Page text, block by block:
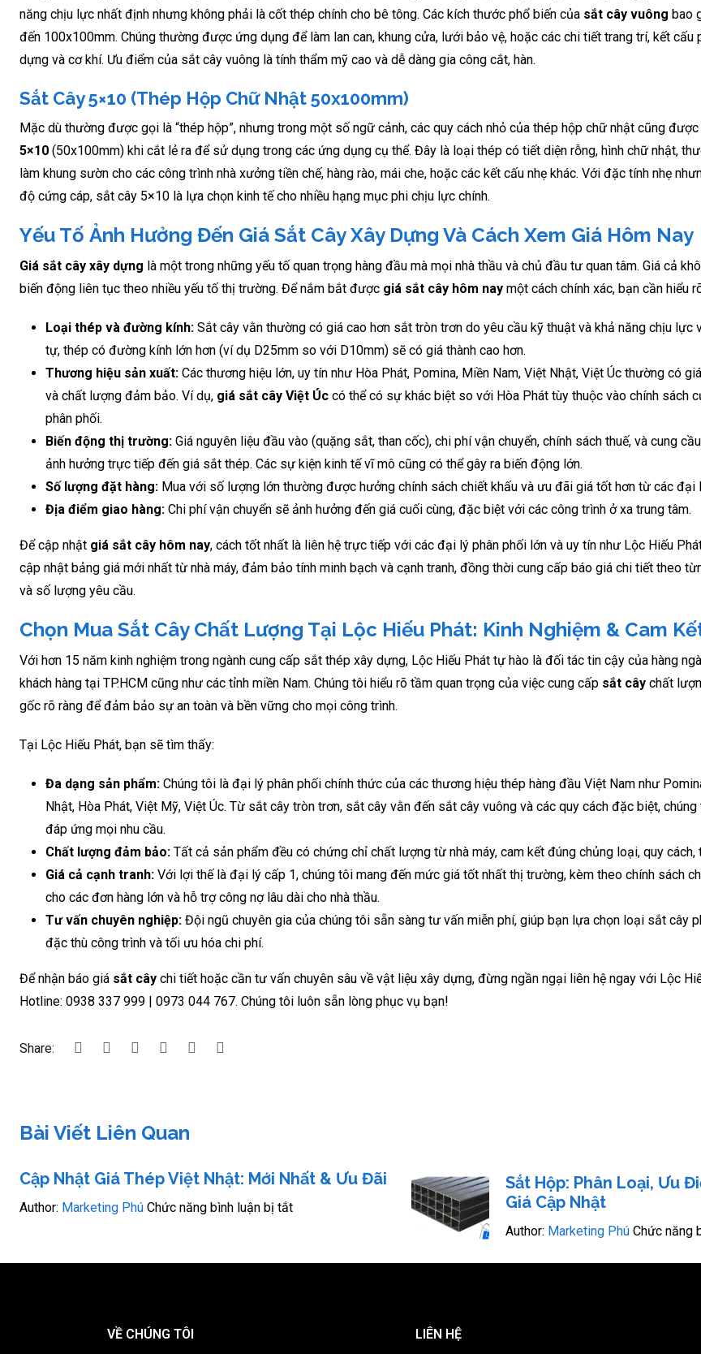
năng chịu lực nhất định nhưng không phải là cốt thép chính cho bê tông. Các kích thước phổ biến của sắt cây vuông bao
đến 100x100mm. Chúng thường được ứng dụng để làm lan can, khung cửa, lưới bảo vệ, hoặc các chi tiết trang trí, kết cấu
dựng và cơ khí. Ưu điểm của sắt cây vuông là tính thẩm mỹ cao và dễ dàng gia công cắt, hàn.
Sắt Cây 5×10 (Thép Hộp Chữ Nhật 50x100mm)
Mặc dù thường được gọi là “thép hộp”, nhưng trong một số ngữ cảnh, các quy cách nhỏ của thép hộp chữ nhật cũng
5×10 (50x100mm) khi cắt lẻ ra để sử dụng trong các ứng dụng cụ thể. Đây là loại thép có tiết diện rỗng, hình chữ nhật,
làm khung sườn cho các công trình nhà xưởng tiền chế, hàng rào, mái che, hoặc các kết cấu nhẹ khác. Với đặc tính nhẹ
độ cứng cáp, sắt cây 5×10 là lựa chọn kinh tế cho nhiều hạng mục phi chịu lực chính.
Yếu Tố Ảnh Hưởng Đến Giá Sắt Cây Xây Dựng Và Cách Xem Giá Hôm Nay
Giá sắt cây xây dựng là một trong những yếu tố quan trọng hàng đầu mà mọi nhà thầu và chủ đầu tư quan tâm. Giá cả
biến động liên tục theo nhiều yếu tố thị trường. Để nắm bắt được giá sắt cây hôm nay một cách chính xác, bạn cần hiểu
Loại thép và đường kính: Sắt cây vằn thường có giá cao hơn sắt tròn trơn do yêu cầu kỹ thuật và khả năng chịu lực
tự, thép có đường kính lớn hơn (ví dụ D25mm so với D10mm) sẽ có giá thành cao hơn.
Thương hiệu sản xuất: Các thương hiệu lớn, uy tín như Hòa Phát, Pomina, Miền Nam, Việt Nhật, Việt Úc thường có
và chất lượng đảm bảo. Ví dụ, giá sắt cây Việt Úc có thể có sự khác biệt so với Hòa Phát tùy thuộc vào chính sách
phân phối.
Biến động thị trường: Giá nguyên liệu đầu vào (quặng sắt, than cốc), chi phí vận chuyển, chính sách thuế, và cung
ảnh hưởng trực tiếp đến giá sắt thép. Các sự kiện kinh tế vĩ mô cũng có thể gây ra biến động lớn.
Số lượng đặt hàng: Mua với số lượng lớn thường được hưởng chính sách chiết khấu và ưu đãi giá tốt hơn từ các đại
Địa điểm giao hàng: Chi phí vận chuyển sẽ ảnh hưởng đến giá cuối cùng, đặc biệt với các công trình ở xa trung tâm.
Để cập nhật giá sắt cây hôm nay, cách tốt nhất là liên hệ trực tiếp với các đại lý phân phối lớn và uy tín như Lộc Hiếu
cập nhật bảng giá mới nhất từ nhà máy, đảm bảo tính minh bạch và cạnh tranh, đồng thời cung cấp báo giá chi tiết theo
và số lượng yêu cầu.
Chọn Mua Sắt Cây Chất Lượng Tại Lộc Hiếu Phát: Kinh Nghiệm & Cam
Với hơn 15 năm kinh nghiệm trong ngành cung cấp sắt thép xây dựng, Lộc Hiếu Phát tự hào là đối tác tin cậy của hàng
khách hàng tại TP.HCM cũng như các tỉnh miền Nam. Chúng tôi hiểu rõ tầm quan trọng của việc cung cấp sắt cây chất
gốc rõ ràng để đảm bảo sự an toàn và bền vững cho mọi công trình.
Tại Lộc Hiếu Phát, bạn sẽ tìm thấy:
Đa dạng sản phẩm: Chúng tôi là đại lý phân phối chính thức của các thương hiệu thép hàng đầu Việt Nam như
Nhật, Hòa Phát, Việt Mỹ, Việt Úc. Từ sắt cây tròn trơn, sắt cây vằn đến sắt cây vuông và các quy cách đặc biệt,
đáp ứng mọi nhu cầu.
Chất lượng đảm bảo: Tất cả sản phẩm đều có chứng chỉ chất lượng từ nhà máy, cam kết đúng chủng loại, quy cách,
Giá cả cạnh tranh: Với lợi thế là đại lý cấp 1, chúng tôi mang đến mức giá tốt nhất thị trường, kèm theo chính sách
cho các đơn hàng lớn và hỗ trợ công nợ lâu dài cho nhà thầu.
Tư vấn chuyên nghiệp: Đội ngũ chuyên gia của chúng tôi sẵn sàng tư vấn miễn phí, giúp bạn lựa chọn loại sắt cây
đặc thù công trình và tối ưu hóa chi phí.
Để nhận báo giá sắt cây chi tiết hoặc cần tư vấn chuyên sâu về vật liệu xây dựng, đừng ngần ngại liên hệ ngay với Lộc
Hotline: 0938 337 999 | 0973 044 767. Chúng tôi luôn sẵn lòng phục vụ bạn!
Share:
Bài Viết Liên Quan
Cập Nhật Giá Thép Việt Nhật: Mới Nhất & Ưu Đãi
Author: Marketing Phú Chức năng bình luận bị tắt
Sắt Hộp: Phân Loại, Ưu
Giá Cập Nhật
Author: Marketing Phú Chức năng
VỀ CHÚNG TÔI LIÊN HỆ